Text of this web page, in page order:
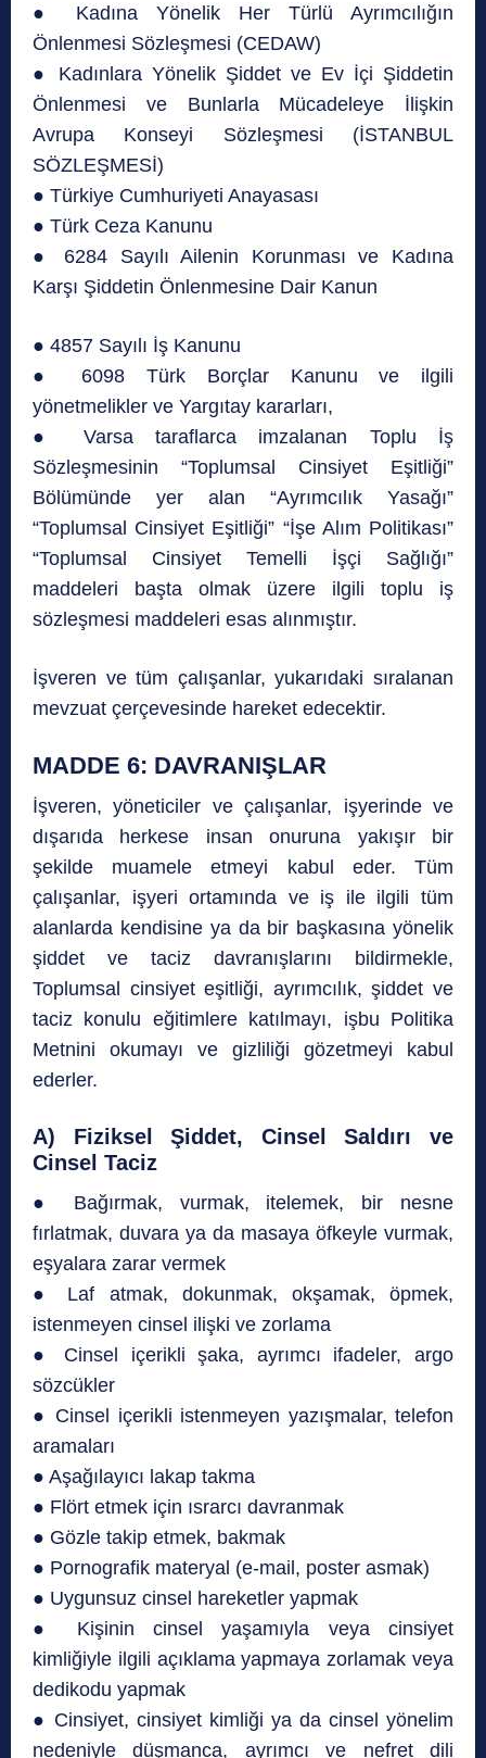
● Kadına Yönelik Her Türlü Ayrımcılığın
Önlenmesi Sözleşmesi (CEDAW)
● Kadınlara Yönelik Şiddet ve Ev İçi Şiddetin
Önlenmesi ve Bunlarla Mücadeleye İlişkin
Avrupa Konseyi Sözleşmesi (İSTANBUL
SÖZLEŞMESİ)
● Türkiye Cumhuriyeti Anayasası
● Türk Ceza Kanunu
● 6284 Sayılı Ailenin Korunması ve Kadına
Karşı Şiddetin Önlenmesine Dair Kanun
● 4857 Sayılı İş Kanunu
● 6098 Türk Borçlar Kanunu ve ilgili
yönetmelikler ve Yargıtay kararları,
● Varsa taraflarca imzalanan Toplu İş
Sözleşmesinin “Toplumsal Cinsiyet Eşitliği”
Bölümünde yer alan “Ayrımcılık Yasağı”
“Toplumsal Cinsiyet Eşitliği” “İşe Alım Politikası”
“Toplumsal Cinsiyet Temelli İşçi Sağlığı”
maddeleri başta olmak üzere ilgili toplu iş
sözleşmesi maddeleri esas alınmıştır.
İşveren ve tüm çalışanlar, yukarıdaki sıralanan
mevzuat çerçevesinde hareket edecektir.
MADDE 6: DAVRANIŞLAR
İşveren, yöneticiler ve çalışanlar, işyerinde ve
dışarıda herkese insan onuruna yakışır bir
şekilde muamele etmeyi kabul eder. Tüm
çalışanlar, işyeri ortamında ve iş ile ilgili tüm
alanlarda kendisine ya da bir başkasına yönelik
şiddet ve taciz davranışlarını bildirmekle,
Toplumsal cinsiyet eşitliği, ayrımcılık, şiddet ve
taciz konulu eğitimlere katılmayı, işbu Politika
Metnini okumayı ve gizliliği gözetmeyi kabul
ederler.
A) Fiziksel Şiddet, Cinsel Saldırı ve
Cinsel Taciz
● Bağırmak, vurmak, itelemek, bir nesne
fırlatmak, duvara ya da masaya öfkeyle vurmak,
eşyalara zarar vermek
● Laf atmak, dokunmak, okşamak, öpmek,
istenmeyen cinsel ilişki ve zorlama
● Cinsel içerikli şaka, ayrımcı ifadeler, argo
sözcükler
● Cinsel içerikli istenmeyen yazışmalar, telefon
aramaları
● Aşağılayıcı lakap takma
● Flört etmek için ısrarcı davranmak
● Gözle takip etmek, bakmak
● Pornografik materyal (e-mail, poster asmak)
● Uygunsuz cinsel hareketler yapmak
● Kişinin cinsel yaşamıyla veya cinsiyet
kimliğiyle ilgili açıklama yapmaya zorlamak veya
dedikodu yapmak
● Cinsiyet, cinsiyet kimliği ya da cinsel yönelim
nedeniyle düşmanca, ayrımcı ve nefret dili